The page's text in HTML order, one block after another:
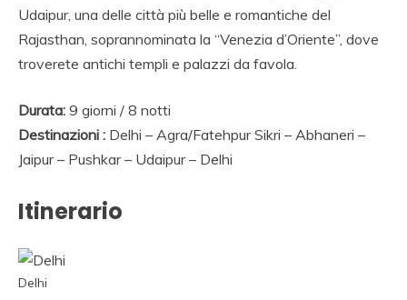
VIAGGI IN INDIA,
AGENZIA VIAGGI IN
NORD INDIA,
AGENZIA VIAGGI IN
SPECIALISTA
VIAGGIO INDIA,
NOLEGGIO
Udaipur, una delle città più belle e romantiche del
Rajasthan, soprannominata la “Venezia d’Oriente”, dove
troverete antichi templi e palazzi da favola.
Durata: 9 giorni / 8 notti
Destinazioni : Delhi – Agra/Fatehpur Sikri – Abhaneri –
Jaipur – Pushkar – Udaipur – Delhi
Itinerario
Delhi